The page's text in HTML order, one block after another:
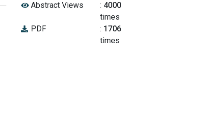
Abstract Views : 4000
times
PDF
: 1706
times